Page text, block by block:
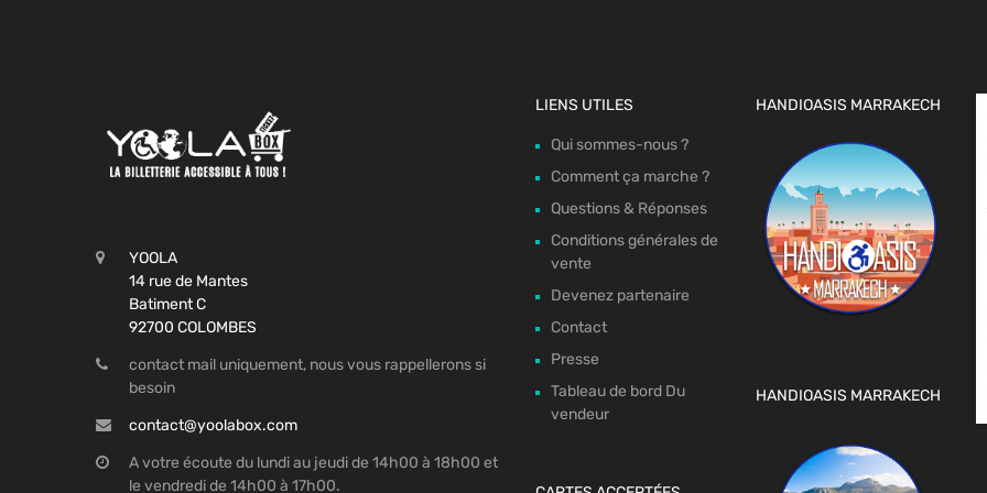
YOOLA
14 rue de Mantes
Batiment C
92700 COLOMBES
contact mail uniquement, nous vous rappellerons si
besoin
contact@yoolabox.com
A votre écoute du lundi au jeudi de 14h00 à 18h00 et
le vendredi de 14h00 à 17h00.
LIENS UTILES
Qui sommes-nous ?
Comment ça marche ?
Questions & Réponses
Conditions générales de
vente
Devenez partenaire
Contact
Presse
Tableau de bord Du
vendeur
HANDIOASIS MARRAKECH
HANDIOASIS MARRAKECH